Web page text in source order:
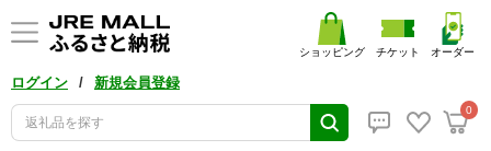
ログイン / 新規会員登録
0
ショッピング チケット オーダー